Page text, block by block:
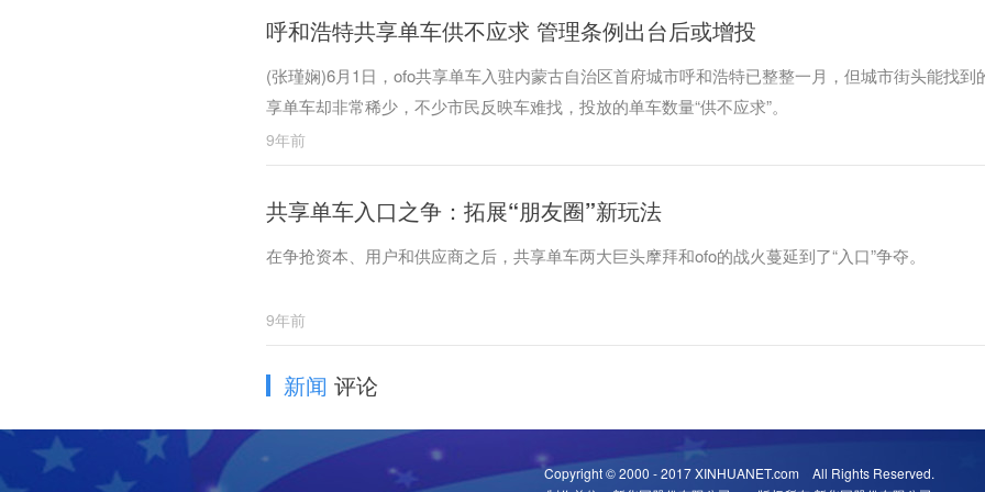
呼和浩特共享单车供不应求 管理条例出台后或增投
(张瑾娴)6月1日，ofo共享单车入驻内蒙古自治区首府城市呼和浩特已整整一月，但城市街头能找到
享单车却非常稀少，不少市民反映车难找，投放的单车数量“供不应求”。
9年前
共享单车入口之争：拓展“朋友圈”新玩法
在争抢资本、用户和供应商之后，共享单车两大巨头摩拜和ofo的战火蔓延到了“入口”争夺。
9年前
新闻 评论
Copyright © 2000 - 2017 XINHUANET.com All Rights Reserved.